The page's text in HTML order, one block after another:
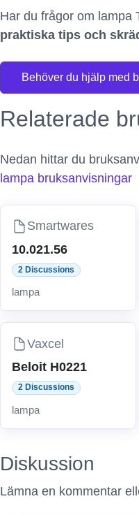
Har du frågor om lampa
praktiska tips och
Behöver du hjälp med
Relaterade
Nedan hittar du
lampa bruksanvisningar
Smartwares
10.021.56
2 Discussions
lampa
Vaxcel
Beloit H0221
2 Discussions
lampa
Diskussion
Lämna en kommentar